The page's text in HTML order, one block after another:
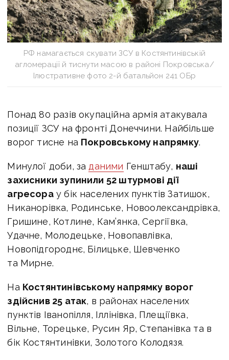
РФ намагається скувати ЗСУ в Костянтинівській
агломерації й тиснути масою в районі Покровська/
Ілюстративне фото 2-й батальйон 241 ОБр
Понад 80 разів окупаційна армія атакувала
позиції ЗСУ на фронті Донеччини. Найбільше
ворог тисне на Покровському напрямку.
Минулої доби, за даними Генштабу, наші
захисники зупинили 52 штурмові дії
агресорау бік населених пунктів Затишок,
Никанорівка, Родинське, Новоолександрівка,
Гришине, Котлине, Кам’янка, Сергіївка,
Удачне, Молодецьке, Новопавлівка,
Новопідгороднє, Білицьке, Шевченко
та Мирне.
На Костянтинівському напрямку ворог
здійснив 25 атак, в районах населених
пунктів Іванопілля, Іллінівка, Плещіївка,
Вільне, Торецьке, Русин Яр, Степанівка та в
бік Костянтинівки, Золотого Колодязя.